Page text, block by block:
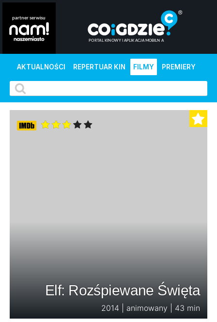
AKTUALNOŚCI REPERTUAR KIN FILMY PREMIERY
Elf: Rozśpiewane Święta
2014 | animowany | 43 min